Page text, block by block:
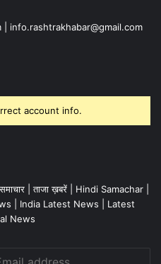
| info.rashtrakhabar@gmail.com
account info.
| ताजा ख़बरें | Hindi Samachar |
| India Latest News | Latest
News